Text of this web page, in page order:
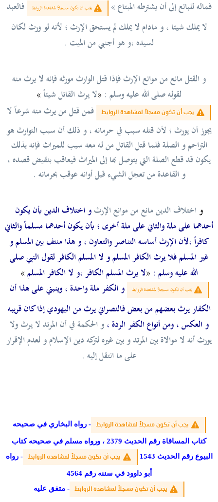
فماله للبائع إلى أن يشترطه المبتاع» يجب أن تكون مسجلاً لمشاهدة الروابط
فالعبد
لا يملك شيئا ،و مادام لا يملك لم يستحق الإرث ؛ لأنه لو ورث لكان
لسيده ،و هو أجنبي من الميت .
و القتل مانع من موانع الإرث فإذا قتل الوارث مورثه فإنه لا يرث منه
لقولهصلى الله عليه وسلم : «لا يرث القاتل شيئاً»
يجب أن تكون مسجلاً لمشاهدة الروابط
فمن قتل من يرث منه شرعاً لا
يجوز أن يورث ؛ لأن قتله سبب في حرمانه ، و ذلك أن سبب التوارث هو
التراحم و الصلة فلما قتل القاتل من له معه سبب للميراث فإنه بذلك
يكون قد قطع الصلة التي يتوصل بها إلى الميراث فيعاقب بنقيض قصده ،
و القاعدة من تعجل الشيء قبل أوانه عوقب بحرمانه .
واختلاف الدين مانع من موانع الإرثو اختلاف الدين بأن يكون
أحدهما على ملة والثاني على ملة أخرى ؛ بأن يكون أحدهما مسلماً والثاني
كافراً ،لأن الإرث أساسه التناصر والتعاون ، و هذا منتف بين المسلم و
غير المسلم فلا يرث الكافر المسلم و لا المسلم الكافرلقول النبي صلى
الله عليه وسلم : «لا يرث المسلم الكافر ،و لا الكافر المسلم»
يجب أن تكون مسجلاً لمشاهدة الروابط
و الكفر ملة واحدة ، وينبني على هذا أن
الكفار يرث بعضهم من بعض فالنصراني يرث من اليهودي إذا كان قريبه
و العكس ، ومن أنواع الكفر الردة ،و الحكمة في أن المرتد لا يرث ولا
يورث أنه لا موالاة بين المرتد و بين غيره لتركه دين الإسلام و لعدم الإقرار
على ما انتقل إليه .
يجب أن تكون مسجلاً لمشاهدة الروابط -رواه البخاري في صحيحه
كتاب المساقاة رقم الحديث 2379 ، ورواه مسلم في صحيحه كتاب
البيوع رقم الحديث 1543
يجب أن تكون مسجلاً لمشاهدة الروابط -رواه
أبو داوود في سننه رقم 4564
يجب أن تكون مسجلاً لمشاهدة الروابط - متفق عليه